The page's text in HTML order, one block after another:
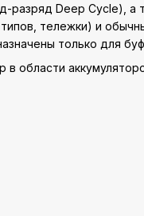
разряд Deep Cycle),
типов, тележки) и
только для
в области